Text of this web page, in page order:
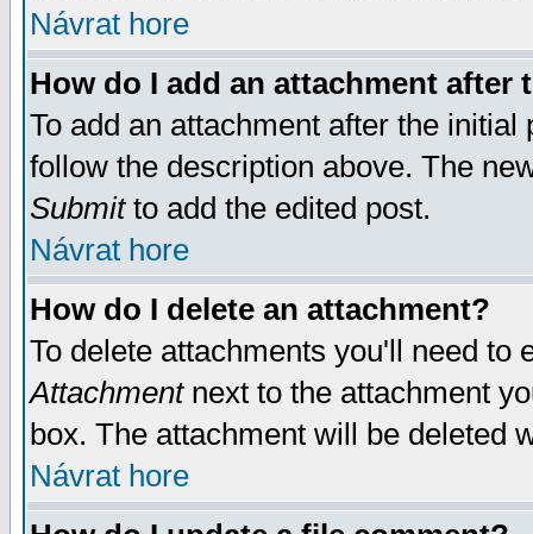
Návrat hore
How do I add an attachment after
To add an attachment after the
follow the description above. The
Submitto add the edited post.
Návrat hore
How do I delete an attachment?
To delete attachments you'll need
Attachmentnext to the attachment
box. The attachment will be deleted
Návrat hore